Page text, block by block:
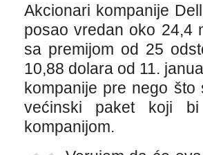
Akcionari kompanije
posao vredan oko 24,4
sa premijom od 25
10,88 dolara od 11.
kompanije pre nego
većinski paket koji bi
kompanijom.